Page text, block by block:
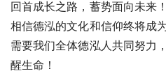
需要我们全体德泓人共同努力
醒生命！
#德泓咨询##县域经济##投融